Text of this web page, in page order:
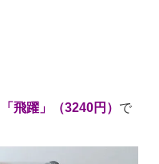
「飛躍」（3240円） で